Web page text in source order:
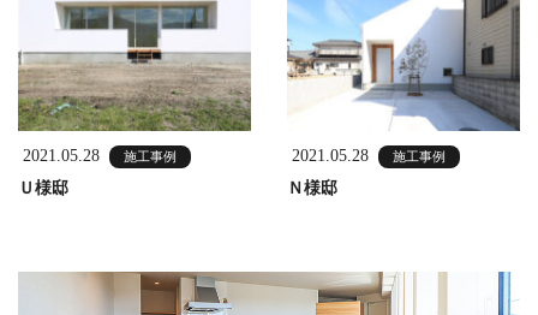
2021.05.28 施工事例
Ｕ様邸
2021.05.28 施工事例
Ｎ様邸